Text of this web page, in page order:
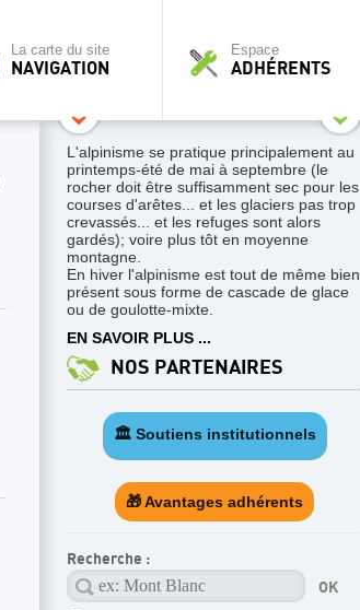
La carte du site
NAVIGATION
Espace
ADHÉRENTS
L'alpinisme se pratique principalement au
printemps-été de mai à septembre (le
rocher doit être suffisamment sec pour les
courses d'arêtes... et les glaciers pas trop
crevassés... et les refuges sont alors
gardés); voire plus tôt en moyenne
montagne.
En hiver l'alpinisme est tout de même bien
présent sous forme de cascade de glace
ou de goulotte-mixte.
EN SAVOIR PLUS ...
NOS PARTENAIRES
🏛️ Soutiens institutionnels
🎁 Avantages adhérents
Recherche :